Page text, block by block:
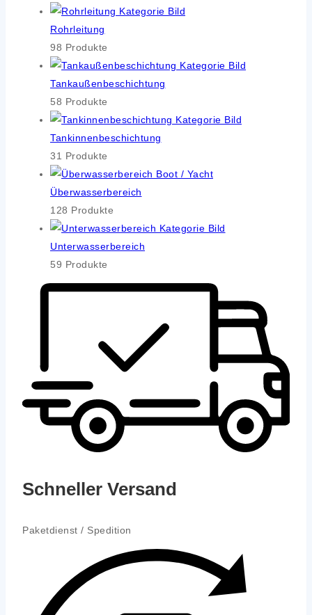
Rohr­lei­tung
98 Pro­duk­te
Tank­au­ßen­be­schich­tung
58 Pro­duk­te
Tan­kin­nen­be­schich­tung
31 Pro­duk­te
Über­was­ser­be­reich
128 Pro­duk­te
Unter­was­ser­be­reich
59 Pro­duk­te
Schneller Versand
Paket­dienst / Spe­di­ti­on